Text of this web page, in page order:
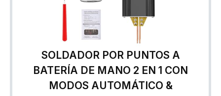
SOLDADOR POR PUNTOS A
BATERÍA DE MANO 2 EN 1 CON
MODOS AUTOMÁTICO &